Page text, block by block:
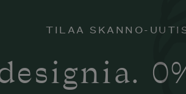
TILAA SKANNO-